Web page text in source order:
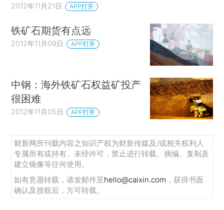
2012年11月21日 APP打开
铁矿石期货有点远
2012年11月09日 APP打开
中钢：海外铁矿石权益矿投产
很困难
2012年11月05日 APP打开
财新网所刊载内容之知识产权为财新传媒及/或相关权利人
专属所有或持有。未经许可，禁止进行转载、摘编、复制及
建立镜像等任何使用。
如有意愿转载，请发邮件至hello@caixin.com ，获得书面
确认及授权后，方可转载。